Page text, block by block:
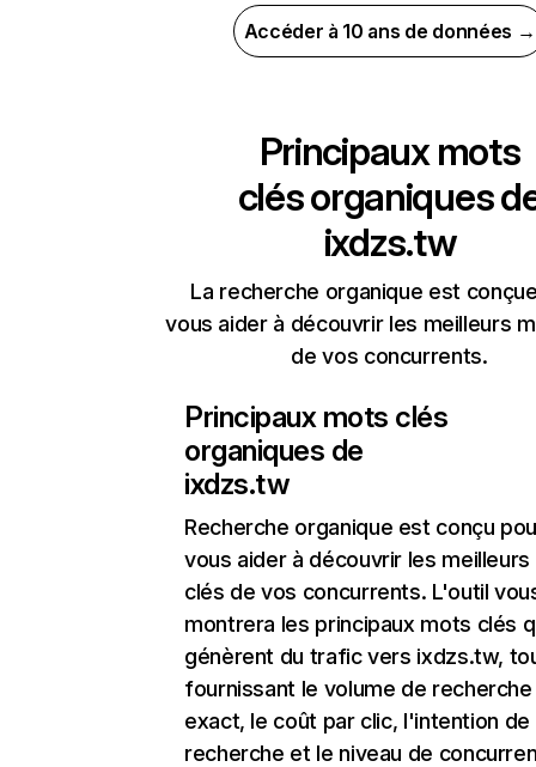
Accéder à 10 ans de données →
Principaux mots
clés organiques
ixdzs.tw
La recherche organique est
vous aider à découvrir les meilleurs
de vos concurrents.
Principaux mots clés
organiques de
ixdzs.tw
Recherche organique est conçu
vous aider à découvrir les
clés de vos concurrents. L'outil
montrera les principaux mots clés
génèrent du trafic vers ixdzs.tw,
fournissant le volume de recherche
exact, le coût par clic, l'intention de
recherche et le niveau de